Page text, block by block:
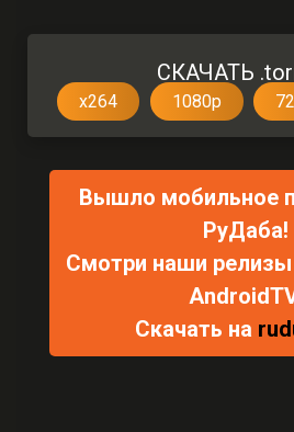
СКАЧАТЬ
x264 1080p
Вышло мобильное
РуДаба!
Смотри наши
Скачать на